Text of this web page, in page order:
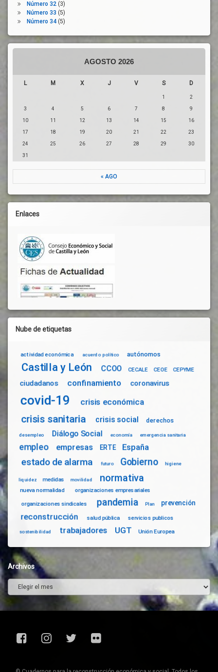
Número 32(3)
Número 33 (5)
Número 34(5)
AGOSTO 2026
L M X J V S D
1 2
3 4 5 6 7 8 9
10 11 12 13 14 15 16
17 18 19 20 21 22 23
24 25 26 27 28 29 30
31
« AGO
Enlaces
Nube de etiquetas
actividad económica acuerdo político autónomos
Castilla y León CCOO CECALE CEOE CEPYME
ciudadanos confinamiento coronavirus
covid-19 crisis económica
crisis sanitaria crisis social derechos
desempleo Diálogo Social economía emergencia sanitaria
empleo empresas ERTE España
estado de alarma futuro Gobierno higiene
liquidez medidas movilidad normativa
nueva normalidad organizaciones empresariales
organizaciones sindicales pandemia Plan prevención
reconstrucción salud pública servicios publicos
sostenibilidad trabajadores UGT Unión Europea
Archivos
Archivos
FacebookInstagram
TwitterFlickr